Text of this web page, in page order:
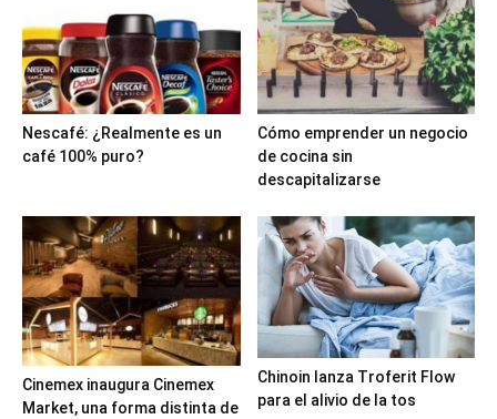
Nescafé: ¿Realmente es un
café 100% puro?
Cómo emprender un negocio
de cocina sin
descapitalizarse
Cinemex inaugura Cinemex
Market, una forma distinta de
Chinoin lanza Troferit Flow
para el alivio de la tos